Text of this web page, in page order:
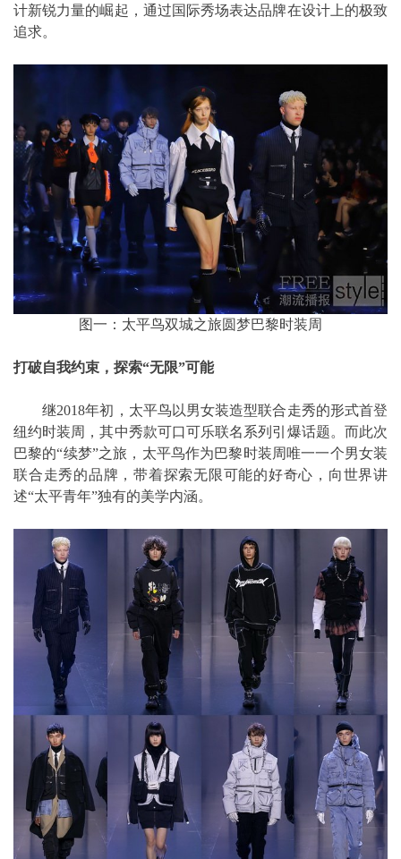
计新锐力量的崛起，通过国际秀场表达品牌在设计上的极致
追求。
图一：太平鸟双城之旅圆梦巴黎时装周
打破自我约束，探索“无限”可能
继2018年初，太平鸟以男女装造型联合走秀的形式首登
纽约时装周，其中秀款可口可乐联名系列引爆话题。而此次
巴黎的“续梦”之旅，太平鸟作为巴黎时装周唯一一个男女装
联合走秀的品牌，带着探索无限可能的好奇心，向世界讲
述“太平青年”独有的美学内涵。